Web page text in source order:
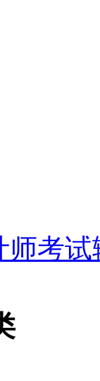
师考